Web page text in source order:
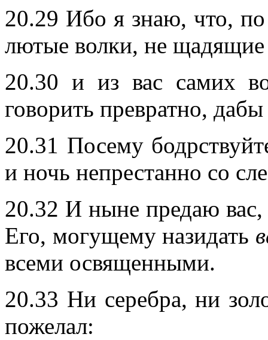
20.29 Ибо я знаю, что,
лютые волки, не щадящие
20.30 и из вас самих
говорить превратно,
20.31 Посему
и ночь непрестанно со
20.32 И ныне предаю вас,
Его, могущему назидать
всеми освященными.
20.33 Ни серебра, ни
пожелал: